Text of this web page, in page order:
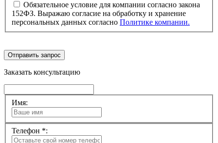
Обязательное условие для компании согласно закона
152ФЗ. Выражаю согласие на обработку и хранение
персональных данных согласно Политике компании.
Отправить запрос
Заказать консультацию
Имя:
Телефон *: